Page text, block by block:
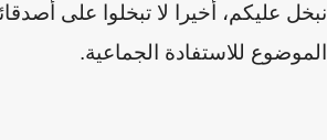
عليكم،أخيرا لا تبخلوا على
للاستفادة الجماعية.